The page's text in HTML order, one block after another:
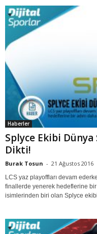
Haberler
Splyce Ekibi
Dikti!
Burak Tosun - 21 Ağustos 2016
LCS yaz playoffları devam
finallerde yenerek hedeflerine bir
isimlerinden biri olan Splyce